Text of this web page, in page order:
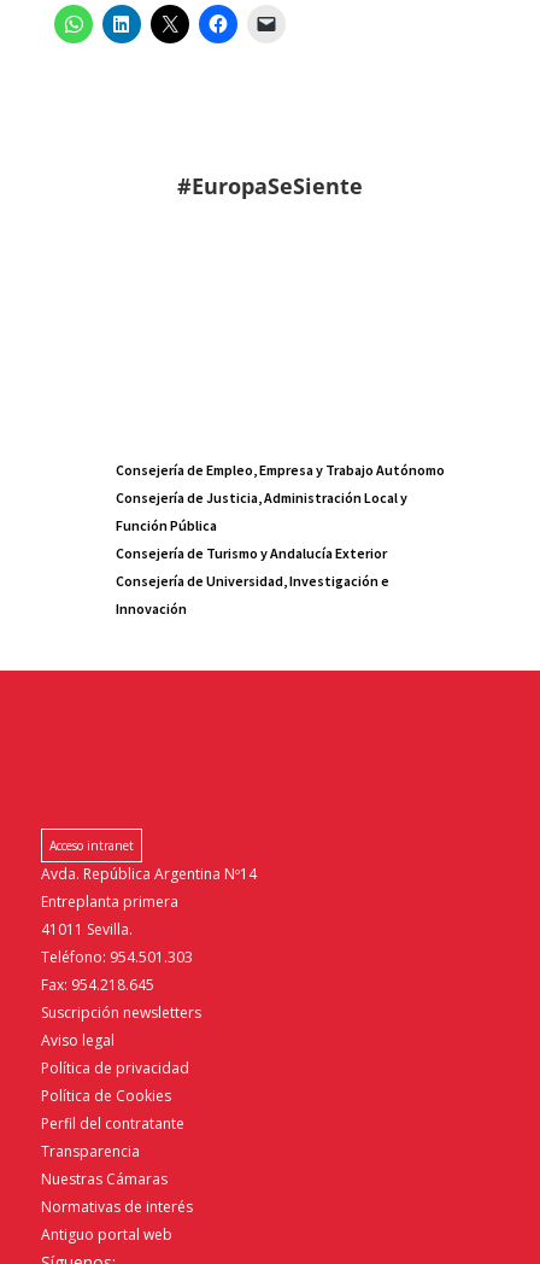
#EuropaSeSiente
Consejería de Empleo, Empresa y Trabajo Autónomo
Consejería de Justicia, Administración Local y
Función Pública
Consejería de Turismo y Andalucía Exterior
Consejería de Universidad, Investigación e
Innovación
Acceso intranet
Avda. República Argentina Nº14
Entreplanta primera
41011 Sevilla.
Teléfono: 954.501.303
Fax: 954.218.645
Suscripción newsletters
Aviso legal
Política de privacidad
Política de Cookies
Perfil del contratante
Transparencia
Nuestras Cámaras
Normativas de interés
Antiguo portal web